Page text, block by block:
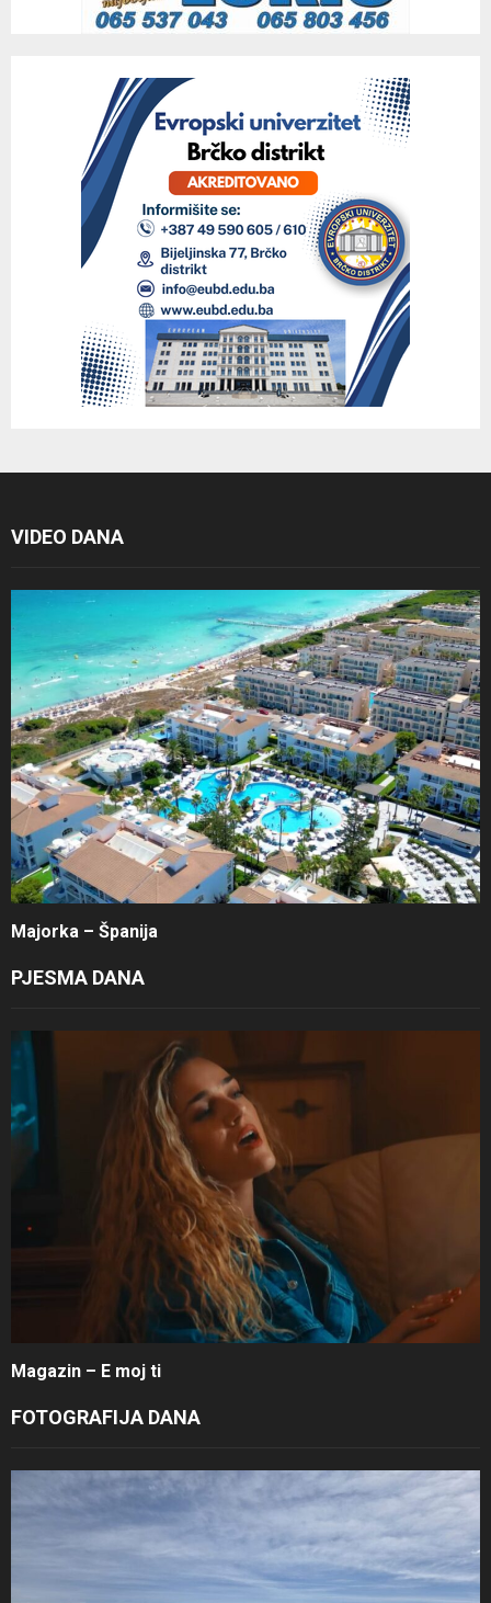
VIDEO DANA
Majorka – Španija
PJESMA DANA
Magazin – E moj ti
FOTOGRAFIJA DANA